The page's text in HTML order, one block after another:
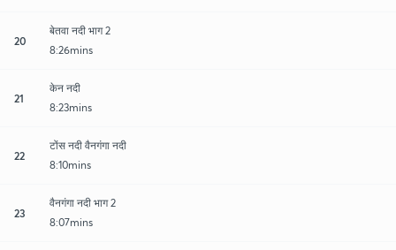
20
बेतवा नदी भाग 2
8:26mins
21
केन नदी
8:23mins
22
टोंस नदी वैनगंगा नदी
8:10mins
23
वैनगंगा नदी भाग 2
8:07mins